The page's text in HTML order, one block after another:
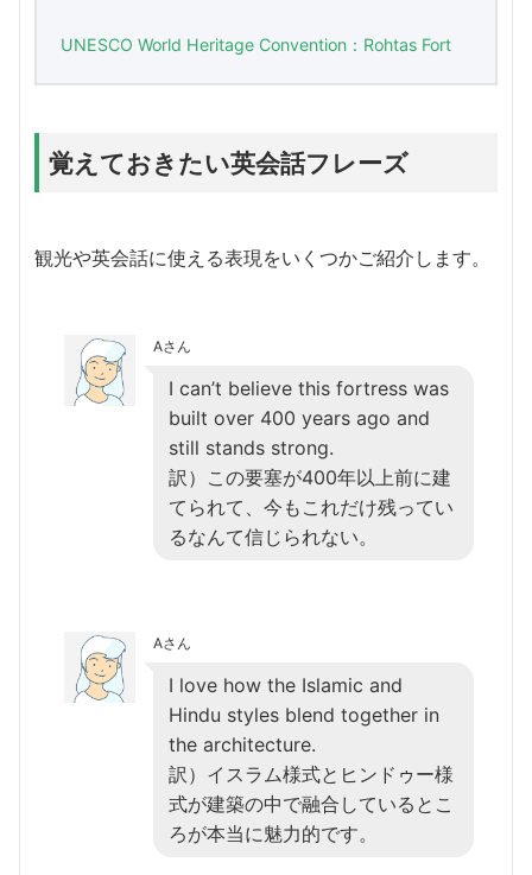
UNESCO World Heritage Convention：Rohtas Fort
覚えておきたい英会話フレーズ
観光や英会話に使える表現をいくつかご紹介します。
Aさん
I can’t believe this fortress was
built over 400 years ago and
still stands strong.
訳）この要塞が400年以上前に建
てられて、今もこれだけ残ってい
るなんて信じられない。
Aさん
I love how the Islamic and
Hindu styles blend together in
the architecture.
訳）イスラム様式とヒンドゥー様
式が建築の中で融合しているとこ
ろが本当に魅力的です。